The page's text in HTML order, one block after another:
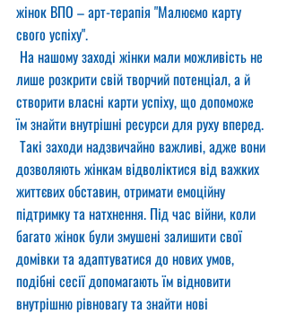
жінок ВПО – арт-терапія "Малюємо карту
свого успіху".
На нашому заході жінки мали можливість не
лише розкрити свій творчий потенціал, а й
створити власні карти успіху, що допоможе
їм знайти внутрішні ресурси для руху вперед.
Такі заходи надзвичайно важливі, адже вони
дозволяють жінкам відволіктися від важких
життєвих обставин, отримати емоційну
підтримку та натхнення. Під час війни, коли
багато жінок були змушені залишити свої
домівки та адаптуватися до нових умов,
подібні сесії допомагають їм відновити
внутрішню рівновагу та знайти нові